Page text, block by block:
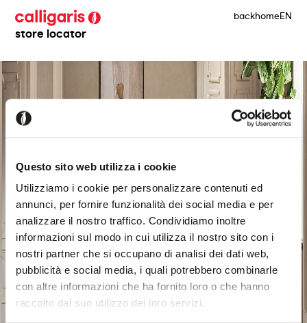
Questo sito web utilizza i cookie
Utilizziamo i cookie per personalizzare contenuti ed
annunci, per fornire funzionalità dei social media e per
analizzare il nostro traffico. Condividiamo inoltre
informazioni sul modo in cui utilizza il nostro sito con i
nostri partner che si occupano di analisi dei dati web,
pubblicità e social media, i quali potrebbero combinarle
con altre informazioni che ha fornito loro o che hanno
raccolto dal suo utilizzo dei loro servizi.
store locator
backhomeEN